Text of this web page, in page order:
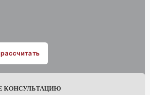
КОНСУЛЬТАЦИЮ